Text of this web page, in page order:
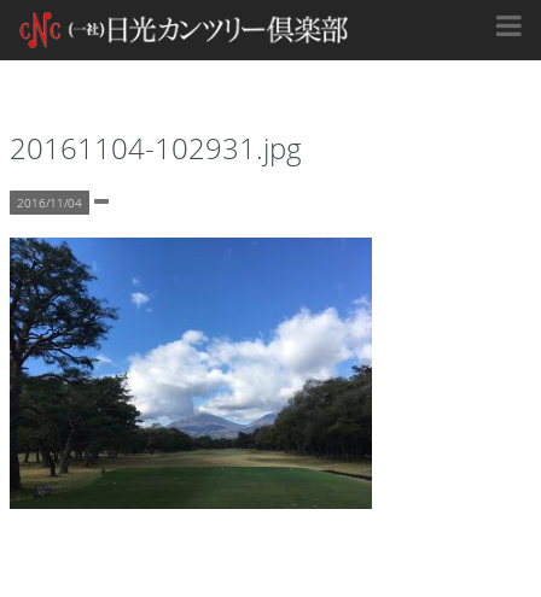
20161104-102931.jpg
2016/11/04